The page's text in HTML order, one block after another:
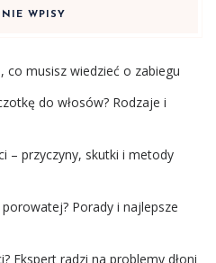
WPISY
co musisz wiedzieć o zabiegu
do włosów? Rodzaje i
– przyczyny, skutki i metody
Porady i najlepsze
Ekspert radzi na problemy dłoni